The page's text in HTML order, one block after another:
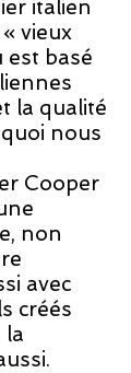
italien
vieux
est basé
la qualité
nous
Cooper
non
avec
créés
la